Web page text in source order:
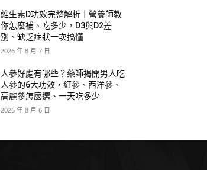
維生素D功效完整解析｜營養師教
你怎麼補、吃多少，D3與D2差
別、缺乏症狀一次搞懂
2026 年 8 月 7 日
人參好處有哪些？藥師揭開男人吃
人參的6大功效，紅參、西洋參、
高麗參怎麼選、一天吃多少
2026 年 8 月 6 日